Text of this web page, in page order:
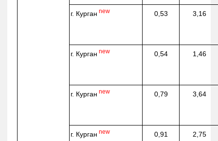
г. Курган new 0,53 3,16
г. Курган new 0,54 1,46
г. Курган new 0,79 3,64
г. Курган new 0,91 2,75